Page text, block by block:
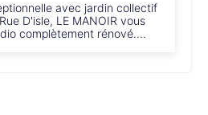
avec jardin collectif
D'isle, LE MANOIR vous
complètement rénové....